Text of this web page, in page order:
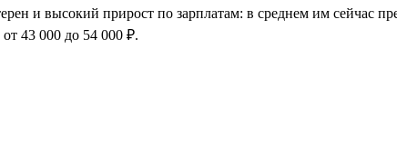
и высокий прирост по зарплатам: в среднем им сейчас
43 000 до 54 000 ₽.